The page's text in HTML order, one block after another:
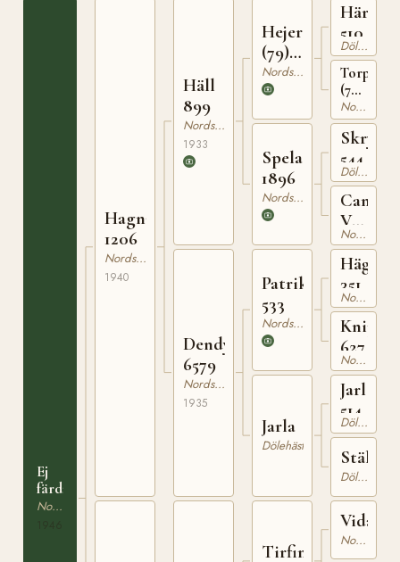
Ej
färdigregistrerad
Nordsvensk Brukshäst
Hagnar
1206
Nordsvensk Brukshäst
1940
Häll
899
Nordsvensk Brukshäst
1933
Dendy
6579
Nordsvensk Brukshäst
1935
Hejer
(79)
695 Nordsvensk Brukshäst
Spela
1896
Nordsvensk Brukshäst
Patrik
533
Nordsvensk Brukshäst
Jarla
Dölehäst
Tirfing
Härje
510
Dölehäst
(79)
1527
Nordsvensk Brukshäst
544
Dölehäst
Camilla
V
559
Nordsvensk Brukshäst
Hägger
351
Nordsvensk Brukshäst
Knipa
627
Nordsvensk Brukshäst
Jarl
514
Dölehäst
Ställa
Dölehäst
Vidar
Nordsvensk Brukshäst